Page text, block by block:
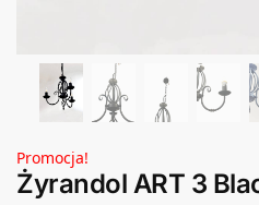
Promocja!
Żyrandol ART 3